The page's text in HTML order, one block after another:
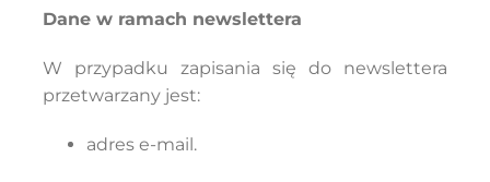
Dane w ramach newslettera
W przypadku zapisania się do newslettera
przetwarzany jest:
adres e-mail.